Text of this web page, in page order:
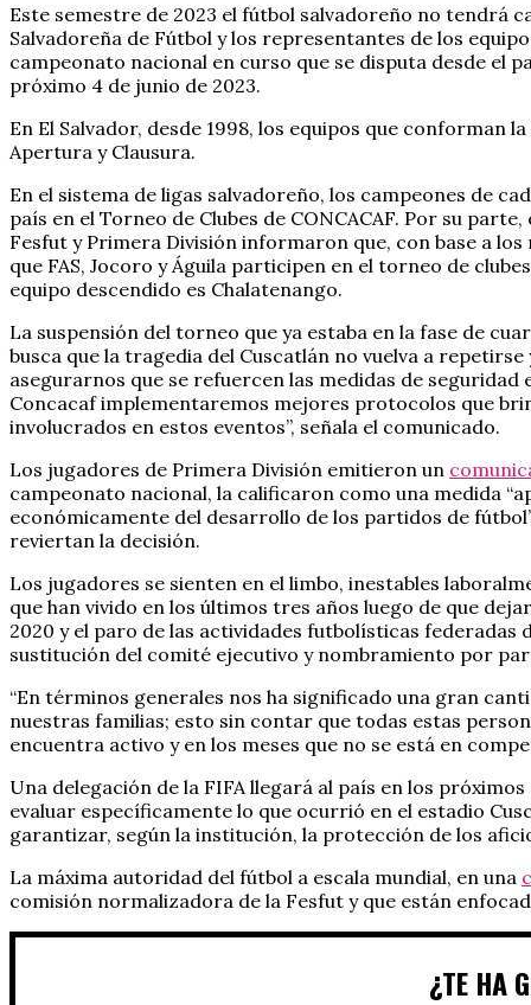
Este semestre de 2023 el fútbol salvadoreño no tendrá
Salvadoreña de Fútbol y los representantes de los
campeonato nacional en curso que se disputa desde el
próximo 4 de junio de 2023.
En El Salvador, desde 1998, los equipos que
Apertura y Clausura.
En el sistema de ligas salvadoreño, los campeones de
país en el Torneo de Clubes de CONCACAF. Por su
Fesfut y Primera División informaron que, con base a
que FAS, Jocoro y Águila participen en el torneo de
equipo descendido es Chalatenango.
La suspensión del torneo que ya estaba en la fase de
busca que la tragedia del Cuscatlán no vuelva a
asegurarnos que se refuercen las medidas de
Concacaf implementaremos mejores protocolos que
involucrados en estos eventos”, señala el comunicado.
Los jugadores de Primera División emitieron un
campeonato nacional, la calificaron como una medida
económicamente del desarrollo de los partidos de
reviertan la decisión.
Los jugadores se sienten en el limbo, inestables
que han vivido en los últimos tres años luego de que
2020 y el paro de las actividades futbolísticas federadas
sustitución del comité ejecutivo y nombramiento por
“En términos generales nos ha significado una gran
nuestras familias; esto sin contar que todas estas
encuentra activo y en los meses que no se está en
Una delegación de la FIFA llegará al país en los
evaluar específicamente lo que ocurrió en el estadio
garantizar, según la institución, la protección de los
La máxima autoridad del fútbol a escala mundial, en una
comisión normalizadora de la Fesfut y que están
¿TE HA